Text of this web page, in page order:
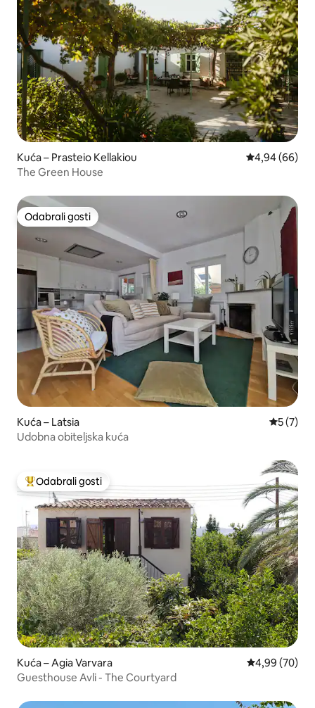
Kuća – Prasteio Kellakiou Prosječna
4,94 (66)
The Green House
Odabrali gosti
Odabrali gosti
Kuća – Latsia
5 (7)
Udobna obiteljska kuća
Među najviše rangiranima s oznakom „Odabrali gosti”
Odabrali gosti
Kuća – Agia Varvara Prosječna
4,99 (70)
Guesthouse Avli - The Courtyard